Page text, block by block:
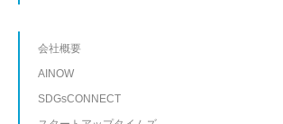
会社概要
AINOW
SDGsCONNECT